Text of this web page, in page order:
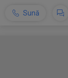
Sună